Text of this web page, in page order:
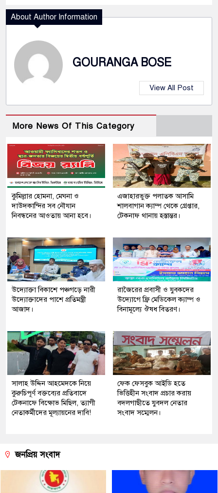
About Author Information
GOURANGA BOSE
View All Post
More News Of This Category
কুমিল্লার হোমনা, মেঘনা ও
দাউদকান্দির সব নৌযান
নিবন্ধনের আওতায় আনা হবে।
এজাহারভুক্ত পলাতক আসামি
শালবাগান ক্যাম্প থেকে গ্রেপ্তার,
টেকনাফ থানায় হস্তান্তর।
উদ্যোক্তা বিকাশে পঞ্চগড়ে নারী
উদ্যোক্তাদের পাশে প্রতিমন্ত্রী
আজাদ।
রাজৈরের‌ প্রবাসী ও যুবকদের
উদ্যোগে ফ্রি মেডিকেল ক্যাম্প ও
বিনামূল্যে ঔষধ বিতরণ।
সালাহ উদ্দিন আহমেদকে নিয়ে
কুরুচিপূর্ণ বক্তব্যের প্রতিবাদে
টেকনাফে বিক্ষোভ মিছিল, ত্যাগী
নেতাকর্মীদের মূল্যায়নের দাবি!
ফেক ফেসবুক আইডি হতে
ভিত্তিহীন সংবাদ প্রচার করায়
বদলগাছীতে যুবদল নেতার
সংবাদ সম্মেলন।
জনপ্রিয় সংবাদ